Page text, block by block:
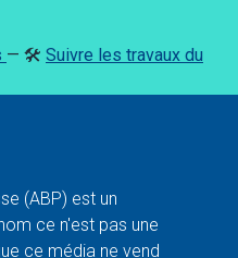
— 🛠️ Suivre les travaux du
(ABP) est un
ce n'est pas une
ce média ne vend